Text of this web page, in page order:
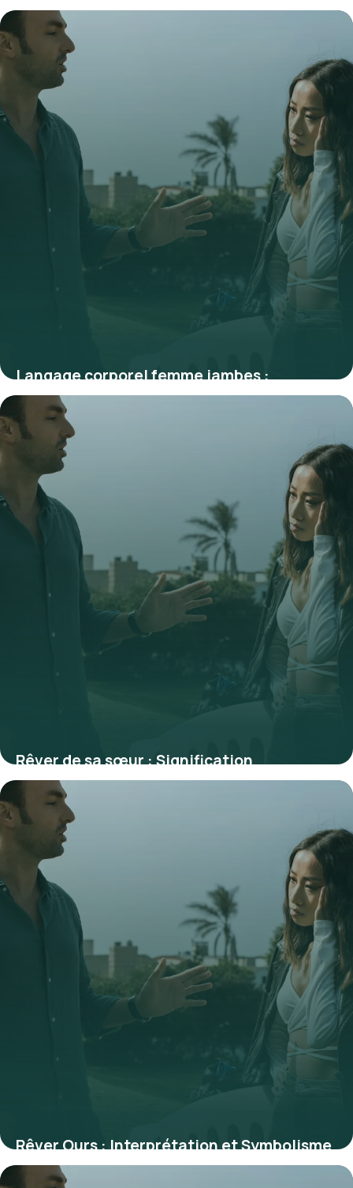
Langage corporel femme jambes :
Décryptage
9 juillet 2026
Rêver de sa sœur : Signification
psychologique complète
4 juillet 2026
Rêver Ours : Interprétation et Symbolisme
2026